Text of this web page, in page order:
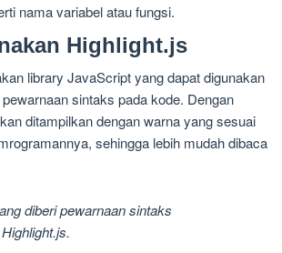
nama variabel atau fungsi.
Highlight.js
library JavaScript yang dapat digunakan
sintaks pada kode. Dengan
ditampilkan dengan warna yang sesuai
sehingga lebih mudah dibaca
diberi pewarnaan sintaks